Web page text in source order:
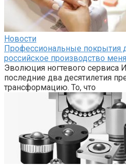
Новости
Профессиональные покрытия
российское производство
Эволюция ногтевого сервиса
последние два десятилетия
трансформацию. То, что